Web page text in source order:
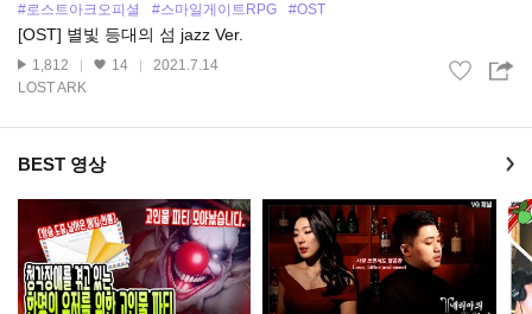
#로스트아크오피셜 #스마일게이트RPG #OST
[OST] 별빛 등대의 섬 jazz Ver.
1,812 14
2021.7.14
LOST ARK
BEST 영상